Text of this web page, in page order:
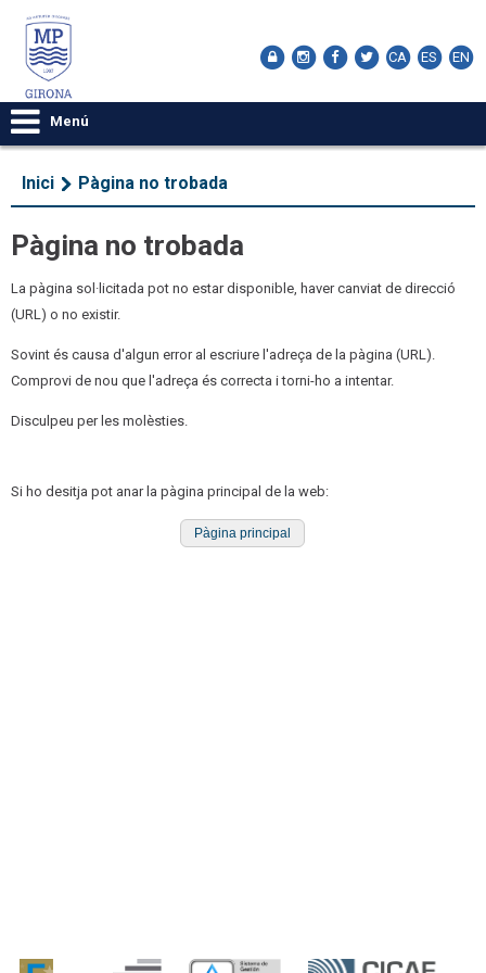
CA ES EN
Menú
Inici Pàgina no trobada
Pàgina no trobada
La pàgina sol·licitada pot no estar disponible, haver canviat de direcció
(URL) o no existir.
Sovint és causa d'algun error al escriure l'adreça de la pàgina (URL).
Comprovi de nou que l'adreça és correcta i torni-ho a intentar.
Disculpeu per les molèsties.
Si ho desitja pot anar la pàgina principal de la web:
Pàgina principal